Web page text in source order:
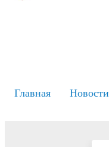
Главная Новости